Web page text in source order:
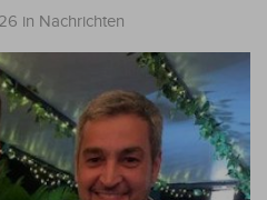
in Nachrichten